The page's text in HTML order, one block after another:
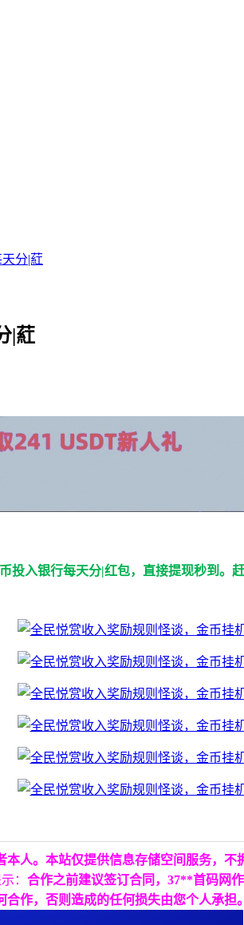
分|葒
|葒
投入银行每天分|红包，直接提现秒到。
人。本站仅提供信息存储空间服务，
： 合作之前建议签订合同，37**首码网
作，否则造成的任何损失由您个人承担。